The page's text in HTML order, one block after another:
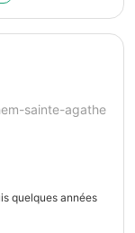
sainte-agathe
quelques années